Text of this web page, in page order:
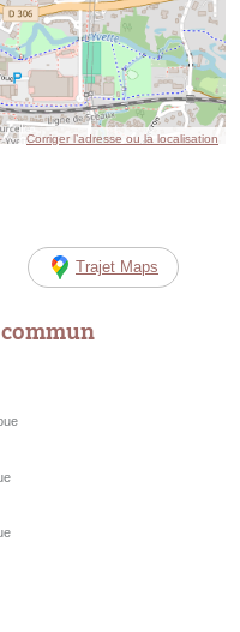
Corriger l’adresse ou la localisation
Trajet Maps